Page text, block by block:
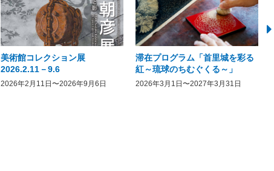
美術館コレクション展
2026.2.11－9.6
2026年2月11日〜2026年9月6日
滞在プログラム「首里城を彩る
紅～琉球のちむぐくる～」
2026年3月1日〜2027年3月31日